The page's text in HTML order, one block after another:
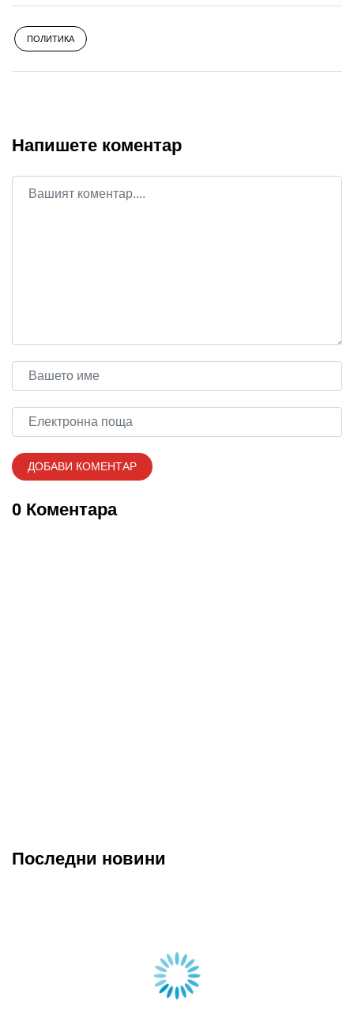
ПОЛИТИКА
Напишете коментар
0 Коментара
Последни новини